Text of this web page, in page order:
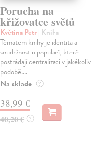
Porucha na
křižovatce světů
Květina Petr| Kniha
Tématem knihy je identita a
soudržnost u populací, které
postrádají centralizaci v jakékoliv
podobě....
Na sklade ?
38,99 €
40,20 € ?